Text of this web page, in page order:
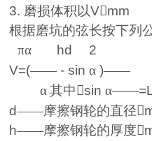
3. 磨损体积以Vmm
根据磨坑的弦长按下列
πα
hd
2
V=(—— - sinα )——
α 其中sinα——
d——摩擦钢轮的直径
h——摩擦钢轮的厚度